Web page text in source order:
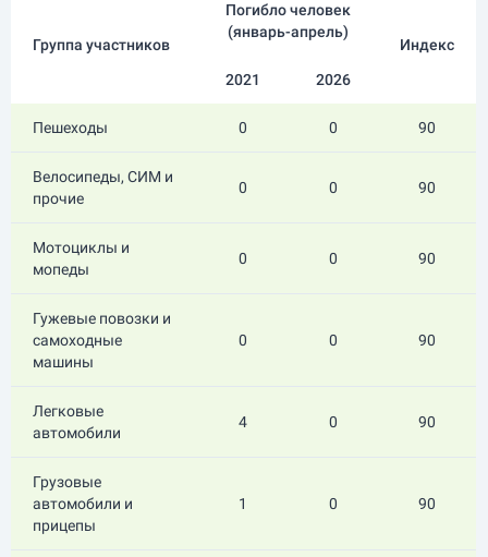
Группа участников
Погибло человек
(январь-апрель)
Индекс
2021
2026
Пешеходы 0 0 90
Велосипеды, СИМ и
прочие
0 0 90
Мотоциклы и
мопеды
0 0 90
Гужевые повозки и
самоходные
машины
0 0 90
Легковые
автомобили
4 0 90
Грузовые
автомобили и
прицепы
1 0 90